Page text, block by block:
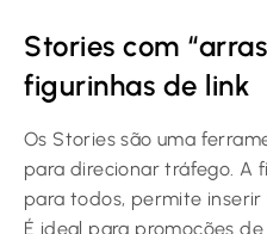
Stories com
figurinhas de link
Os Stories são uma
para direcionar tráfego. A
para todos, permite inserir
É ideal para promoções